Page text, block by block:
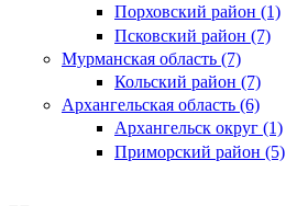
Порховский район (1)
Псковский район (7)
Мурманская область (7)
Кольский район (7)
Архангельская область (6)
Архангельск округ (1)
Приморский район (5)